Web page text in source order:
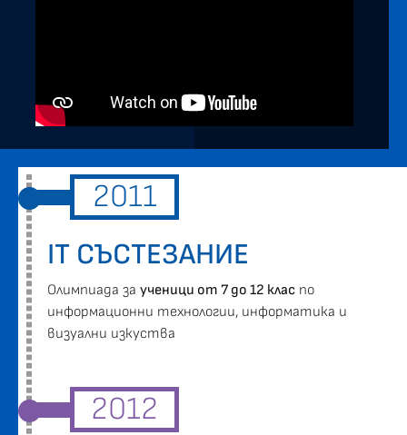
2011
IT СЪСТЕЗАНИЕ
Oлимпиада за ученици от 7 до 12 клас по
информационни технологии, информатика и
визуални изкуства
2012